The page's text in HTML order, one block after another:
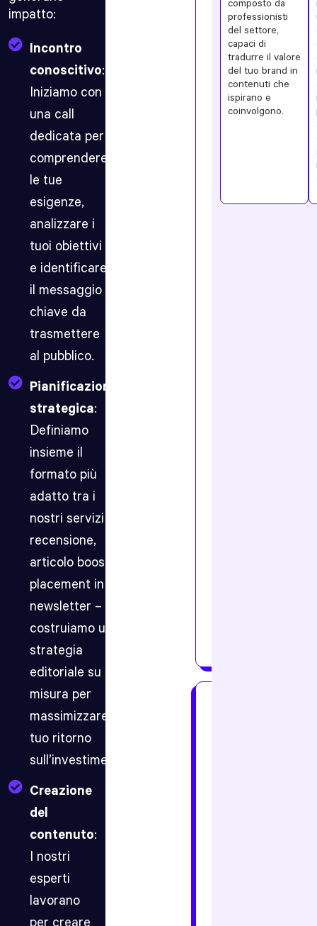
impatto:
Incontro
conoscitivo:
Iniziamo con
una call
dedicata per
comprendere
le tue
esigenze,
analizzare i
tuoi obiettivi
e identificare
il messaggio
chiave da
trasmettere
al pubblico.
Pianificazione
strategica:
Definiamo
insieme il
formato più
adatto tra i
nostri servizi –
recensione,
articolo boost o
placement in
newsletter – e
costruiamo una
strategia
editoriale su
misura per
massimizzare il
tuo ritorno
sull’investimento.
Creazione
del
contenuto:
I nostri
esperti
lavorano
per creare
servizio
e
compreso
benefici
per
l’utente,
creiamo
contenuti
progettati
composto da
professionisti
del settore,
capaci di
tradurre il valore
del tuo brand in
contenuti che
ispirano e
coinvolgono.